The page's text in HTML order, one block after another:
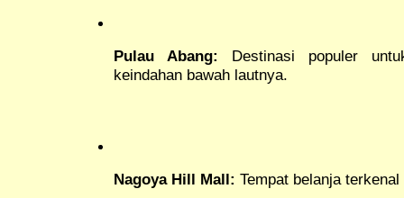
Pulau Abang:
Destinasi populer
keindahan bawah lautnya.
Nagoya Hill Mall: Tempat belanja